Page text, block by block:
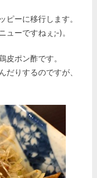
ピーに移行します。
ューですねぇ;-)。
皮ポン酢です。
だりするのですが、